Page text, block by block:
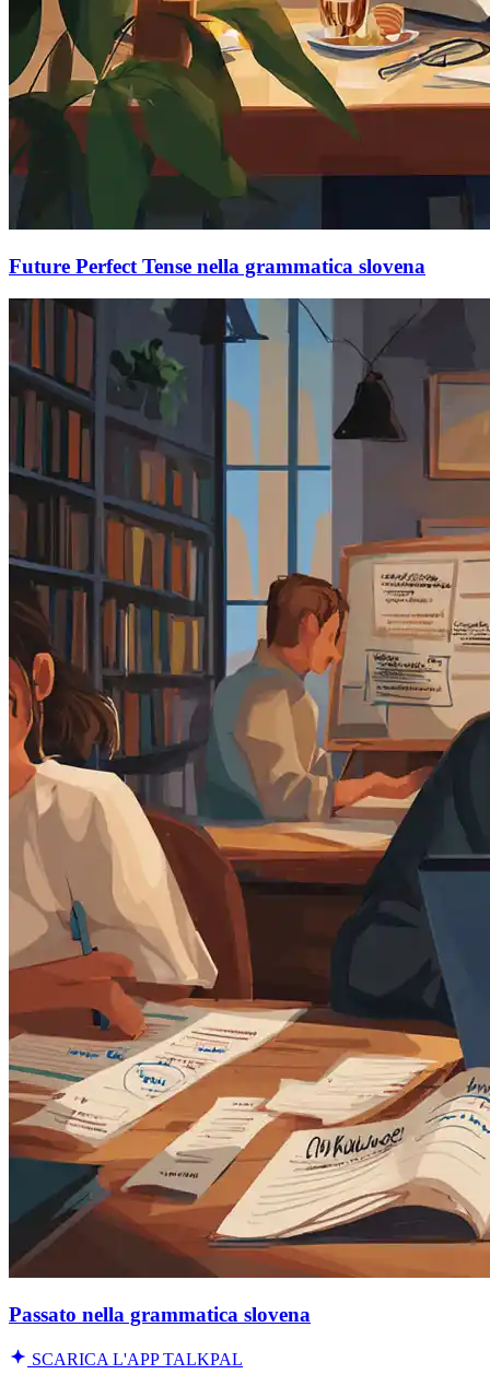
Future Perfect Tense nella grammatica slovena
Passato nella grammatica slovena
SCARICA L'APP TALKPAL